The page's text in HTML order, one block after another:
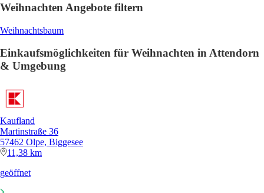
Weihnachten Angebote filtern
Weihnachtsbaum
Einkaufsmöglichkeiten für Weihnachten in Attendorn
& Umgebung
Kaufland
Martinstraße 36
57462 Olpe, Biggesee
11,38 km
geöffnet